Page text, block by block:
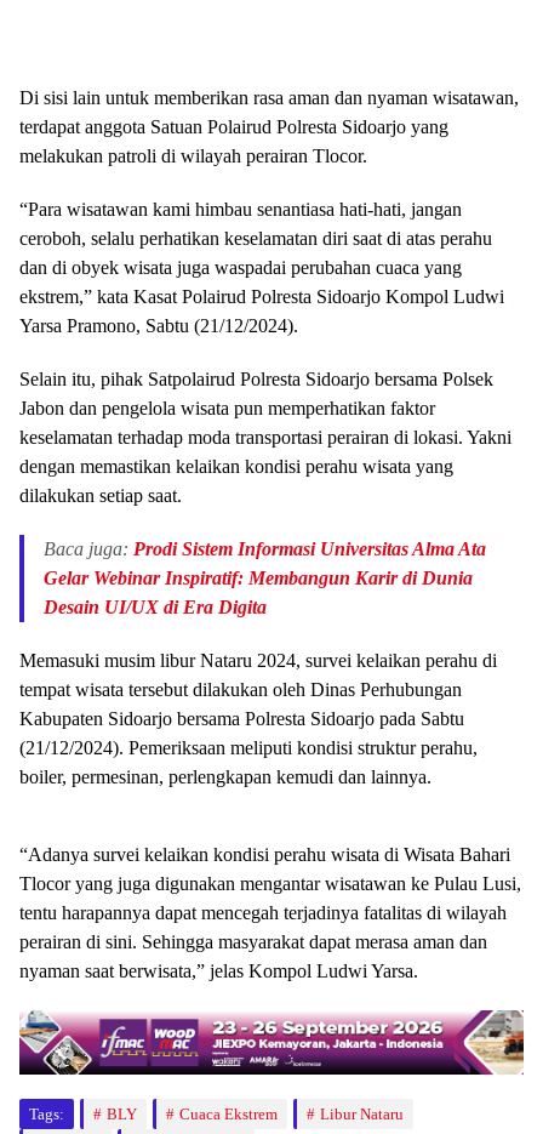
Di sisi lain untuk memberikan rasa aman dan nyaman wisatawan,
terdapat anggota Satuan Polairud Polresta Sidoarjo yang
melakukan patroli di wilayah perairan Tlocor.
“Para wisatawan kami himbau senantiasa hati-hati, jangan
ceroboh, selalu perhatikan keselamatan diri saat di atas perahu
dan di obyek wisata juga waspadai perubahan cuaca yang
ekstrem,” kata Kasat Polairud Polresta Sidoarjo Kompol Ludwi
Yarsa Pramono, Sabtu (21/12/2024).
Selain itu, pihak Satpolairud Polresta Sidoarjo bersama Polsek
Jabon dan pengelola wisata pun memperhatikan faktor
keselamatan terhadap moda transportasi perairan di lokasi. Yakni
dengan memastikan kelaikan kondisi perahu wisata yang
dilakukan setiap saat.
Baca juga: Prodi Sistem Informasi Universitas Alma Ata
Gelar Webinar Inspiratif: Membangun Karir di Dunia
Desain UI/UX di Era Digita
Memasuki musim libur Nataru 2024, survei kelaikan perahu di
tempat wisata tersebut dilakukan oleh Dinas Perhubungan
Kabupaten Sidoarjo bersama Polresta Sidoarjo pada Sabtu
(21/12/2024). Pemeriksaan meliputi kondisi struktur perahu,
boiler, permesinan, perlengkapan kemudi dan lainnya.
“Adanya survei kelaikan kondisi perahu wisata di Wisata Bahari
Tlocor yang juga digunakan mengantar wisatawan ke Pulau Lusi,
tentu harapannya dapat mencegah terjadinya fatalitas di wilayah
perairan di sini. Sehingga masyarakat dapat merasa aman dan
nyaman saat berwisata,” jelas Kompol Ludwi Yarsa.
Tags: BLY Cuaca Ekstrem Libur Nataru